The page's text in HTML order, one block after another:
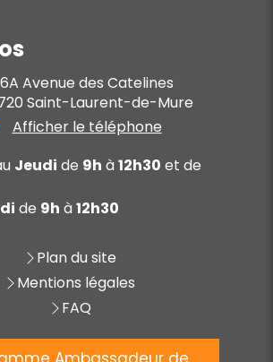
6A Avenue des Catelines
Saint-Laurent-de-Mure
Afficher le téléphone
Jeudi de 9h à12h30 et de
de 9h à12h30
Plan du site
Mentions légales
FAQ